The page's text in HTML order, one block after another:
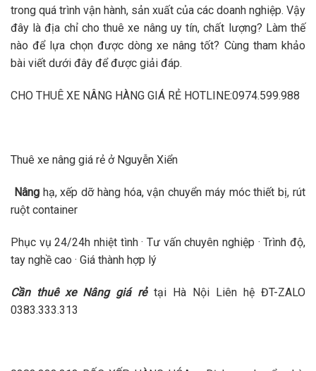
trong quá trình vận hành, sản xuất của các doanh nghiệp. Vậy
đây là địa chỉ cho thuê xe nâng uy tín, chất lượng? Làm thế
nào để lựa chọn được dòng xe nâng tốt? Cùng tham khảo
bài viết dưới đây để được giải đáp.
CHO THUÊ XE NÂNG HÀNG GIÁ RẺ HOTLINE:0974.599.988
Thuê xe nâng giá rẻ ở Nguyễn Xiển
Nânghạ, xếp dỡ hàng hóa, vận chuyển máy móc thiết bị, rút
ruột container
Phục vụ 24/24h nhiệt tình · Tư vấn chuyên nghiệp · Trình độ,
tay nghề cao · Giá thành hợp lý
Cần thuê xe Nâng giá rẻtại Hà Nội Liên hệ ĐT-ZALO
0383.333.313